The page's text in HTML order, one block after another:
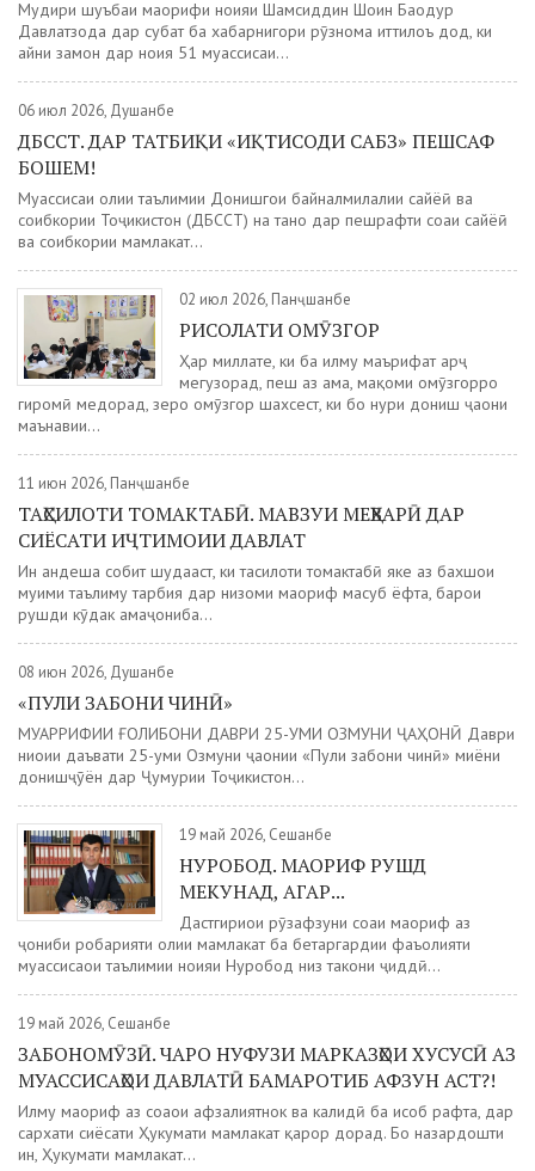
Мудири шуъбаи маорифи ноҳияи Шамсиддин Шоҳин Баҳодур
Давлатзода дар суҳбат ба хабарнигори рӯзнома иттилоъ дод, ки
айни замон дар ноҳия 51 муассисаи...
06 июл 2026, Душанбе
ДБССТ. ДАР ТАТБИҚИ «ИҚТИСОДИ САБЗ» ПЕШСАФ
БОШЕМ!
Муассисаи олии таълимии Донишгоҳи байналмилалии сайёҳӣ ва
соҳибкории Тоҷикистон (ДБССТ) на танҳо дар пешрафти соҳаи сайёҳӣ
ва соҳибкории мамлакат...
02 июл 2026, Панҷшанбе
РИСОЛАТИ ОМӮЗГОР
Ҳар миллате, ки ба илму маърифат арҷ
мегузорад, пеш аз ҳама, мақоми омӯзгорро
гиромӣ медорад, зеро омӯзгор шахсест, ки бо нури дониш ҷаҳони
маънавии...
11 июн 2026, Панҷшанбе
ТАҲСИЛОТИ ТОМАКТАБӢ. МАВЗУИ МЕҲВАРӢ ДАР
СИЁСАТИ ИҶТИМОИИ ДАВЛАТ
Ин андеша собит шудааст, ки таҳсилоти томактабӣ яке аз бахшҳои
муҳими таълиму тарбия дар низоми маориф маҳсуб ёфта, барои
рушди кӯдак ҳамаҷониба...
08 июн 2026, Душанбе
«ПУЛИ ЗАБОНИ ЧИНӢ»
МУАРРИФИИ ҒОЛИБОНИ ДАВРИ 25-УМИ ОЗМУНИ ҶАҲОНӢ Даври
ниҳоии даъвати 25-уми Озмуни ҷаҳонии «Пули забони чинӣ» миёни
донишҷӯён дар Ҷумҳурии Тоҷикистон...
19 май 2026, Сешанбе
НУРОБОД. МАОРИФ РУШД
МЕКУНАД, АГАР...
Дастгириҳои рӯзафзуни соҳаи маориф аз
ҷониби роҳбарияти олии мамлакат ба беҳтаргардии фаъолияти
муассисаҳои таълимии ноҳияи Нуробод низ такони ҷиддӣ...
19 май 2026, Сешанбе
ЗАБОНОМӮЗӢ. ЧАРО НУФУЗИ МАРКАЗҲОИ ХУСУСӢ АЗ
МУАССИСАҲОИ ДАВЛАТӢ БАМАРОТИБ АФЗУН АСТ?!
Илму маориф аз соҳаҳои афзалиятнок ва калидӣ ба ҳисоб рафта, дар
сархати сиёсати Ҳукумати мамлакат қарор дорад. Бо назардошти
ин, Ҳукумати мамлакат...